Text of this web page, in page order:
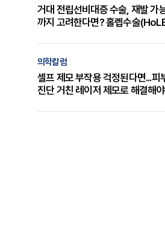
거대 전립선비대증 수술, 재발 가
까지 고려한다면? 홀렙수술
의학칼럼
셀프 제모 부작용 걱정된다면...피
진단 거친 레이저 제모로 해결해